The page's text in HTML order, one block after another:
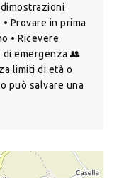
Provare in prima
• Ricevere
emergenza 👥
limiti di età o
può salvare una